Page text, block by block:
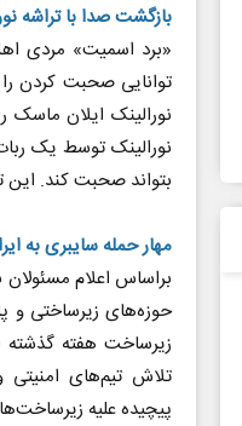
بازگشت صدا با تراشه
توانایی صحبت کردن
نورالینک ایلان
نورالینک توسط یک
بتواند صحبت کند. این
مهار حمله سایبری به
براساس اعلام
حوزه‌های زیرساختی و
زیرساخت هفته گذشته
تلاش تیم‌های
پیچیده علیه